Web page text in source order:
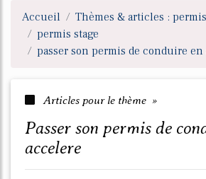
Accueil
Thèmes & articles :
permis stage
passer son permis de conduire en
Articles pour le thème »
passer son permis de conduire en
accelere